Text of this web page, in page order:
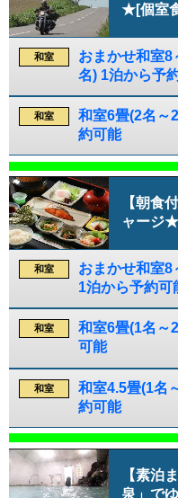
★[個室
和室
おまかせ和室8
名) 1泊から予
和室
和室6畳(2名～
約可能
【朝食
ャージ
和室
おまかせ和室8
1泊から予約可
和室
和室6畳(1名～
可能
和室
和室4.5畳(1名
約可能
【素泊
泉」で